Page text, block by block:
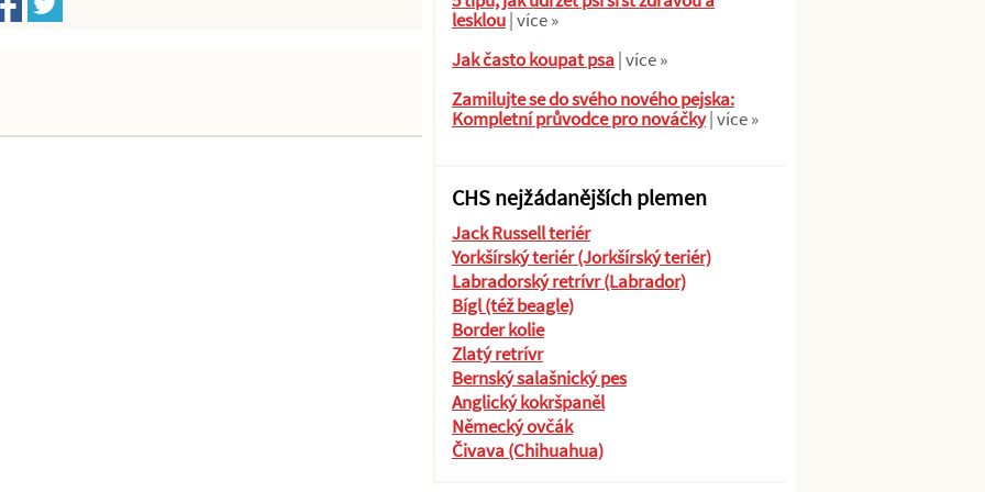
lesklou| více »
Jak často koupat psa| více »
Zamilujte se do svého nového pejska:
Kompletní průvodce pro nováčky| více »
CHS nejžádanějších plemen
Jack Russell teriér
Yorkšírský teriér (Jorkšírský teriér)
Labradorský retrívr (Labrador)
Bígl (též beagle)
Border kolie
Zlatý retrívr
Bernský salašnický pes
Anglický kokršpaněl
Německý ovčák
Čivava (Chihuahua)